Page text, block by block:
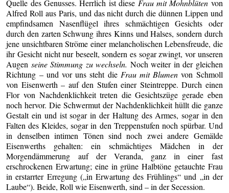
Quelle des Genusses. Herrlich ist diese Frau mit Mohnblüten von
Alfred Roll aus Paris, und das nicht durch die dünnen Lippen und
empfindsamen Nasenflügel ihres schmächtigen Gesichts oder
durch den zarten Schwung ihres Kinns und Halses, sondern durch
jene unsichtbaren Ströme einer melancholischen Lebensfreude, die
ihr Gesicht nicht nur beseelt, sondern es sogar zwingt, vor unseren
Augen seine Stimmung zu wechseln. Noch weiter in der gleichen
Richtung – und vor uns steht die Frau mit Blumen von Schmoll
von Eisenwerth – auf den Stufen einer Steintreppe. Durch einen
Flor von Nachdenklichkeit treten die Gesichtszüge gerade eben
noch hervor. Die Schwermut der Nachdenklichkeit hüllt die ganze
Gestalt ein und ist sogar in der Haltung des Armes, sogar in den
Falten des Kleides, sogar in den Treppenstufen noch spürbar. Und
in denselben intimen Tönen sind noch zwei andere Gemälde
Eisenwerths gehalten: ein schmächtiges Mädchen in der
Morgendämmerung auf der Veranda, ganz in einer fast
erschrockenen Erwartung; eine in grüne Halbtöne getauchte Frau
in erstarrter Erregung („in Erwartung des Frühlings“ und „in der
Laube“). Beide, Roll wie Eisenwerth, sind – in der Secession.